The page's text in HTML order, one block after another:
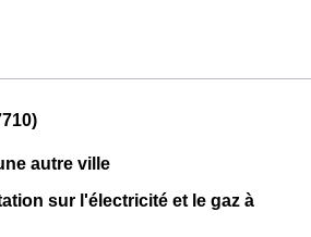
autre ville
sur l'électricité et le gaz à